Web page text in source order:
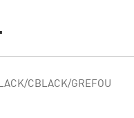
CBLACK/GREFOU